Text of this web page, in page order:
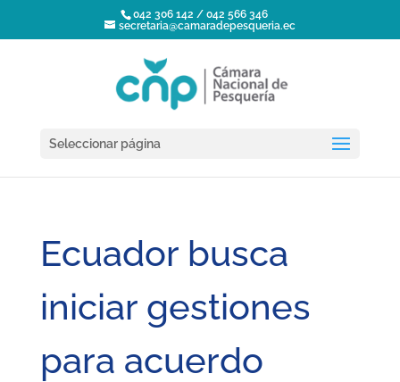
042 306 142 / 042 566 346
secretaria@camaradepesqueria.ec
Seleccionar página
Ecuador busca
iniciar gestiones
para acuerdo